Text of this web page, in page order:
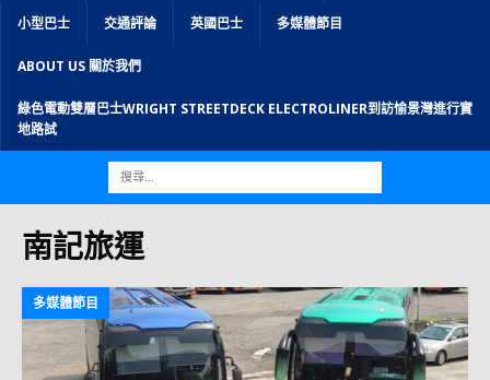
小型巴士 交通評論 英國巴士 多媒體節目
ABOUT US 關於我們
綠色電動雙層巴士WRIGHT STREETDECK ELECTROLINER到訪愉景灣進行實
地路試
南記旅運
多媒體節目